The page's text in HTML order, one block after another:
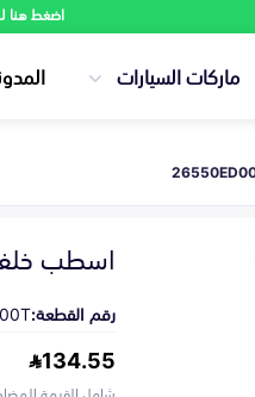
اضغط هنا
ماركات السيارات
اسطب خلفي
رقم القطعة:
134.55